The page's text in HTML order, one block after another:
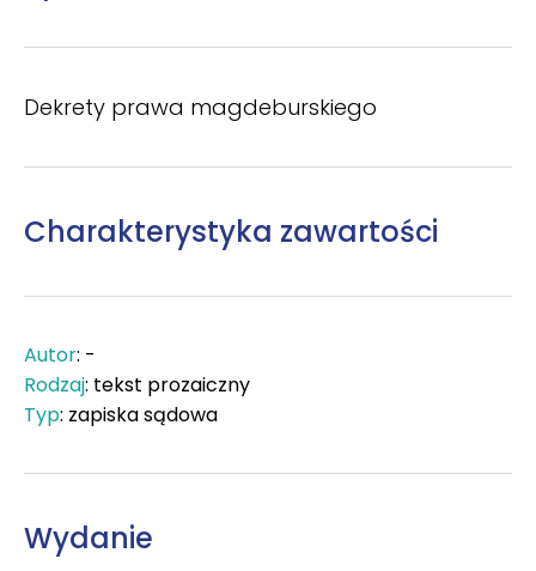
Dekrety prawa magdeburskiego
Charakterystyka zawartości
Autor: -
Rodzaj: tekst prozaiczny
Typ: zapiska sądowa
Wydanie